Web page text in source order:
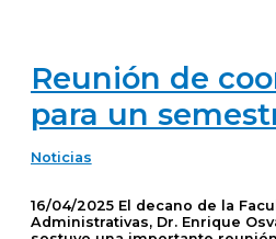
Reunión de
para un
Noticias
16/04/2025 El decano de la
Administrativas, Dr. Enrique